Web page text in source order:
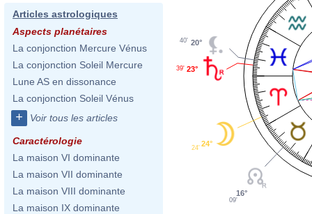
Articles astrologiques
Aspects planétaires
La conjonction Mercure Vénus
La conjonction Soleil Mercure
Lune AS en dissonance
La conjonction Soleil Vénus
+ Voir tous les articles
Caractérologie
La maison VI dominante
La maison VII dominante
La maison VIII dominante
La maison IX dominante
20°
40'
23°
39'
24°
24'
16°
09'